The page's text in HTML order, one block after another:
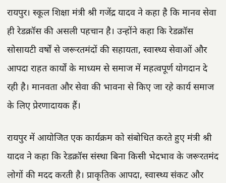
रायपुर। स्कूल शिक्षा मंत्री श्री गजेंद्र यादव ने कहा है कि मानव सेवा
ही रेडक्रॉस की असली पहचान है। उन्होंने कहा कि रेडक्रॉस
सोसायटी वर्षों से जरूरतमंदों की सहायता, स्वास्थ्य सेवाओं और
आपदा राहत कार्यों के माध्यम से समाज में महत्वपूर्ण योगदान दे
रही है। मानवता और सेवा की भावना से किए जा रहे कार्य समाज
के लिए प्रेरणादायक हैं।
रायपुर में आयोजित एक कार्यक्रम को संबोधित करते हुए मंत्री श्री
यादव ने कहा कि रेडक्रॉस संस्था बिना किसी भेदभाव के जरूरतमंद
लोगों की मदद करती है। प्राकृतिक आपदा, स्वास्थ्य संकट और